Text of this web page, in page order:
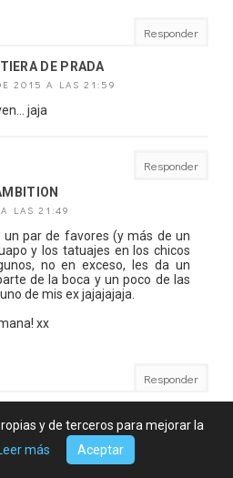
Responder
DE PRADA
2015 A LAS 21:59
jaja
Responder
LAS 21:49
un par de favores (y más de un
y los tatuajes en los chicos
no en exceso, les da un
de la boca y un poco de las
de mis ex jajajajaja.
xx
Responder
2015 A LAS 21:58
con un baile jaja debe ser
y de terceros para mejorar la
Leer más Aceptar